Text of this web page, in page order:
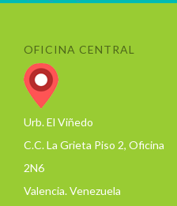
OFICINA CENTRAL
Urb. El Viñedo
C.C. La Grieta Piso 2, Oficina
2N6
Valencia. Venezuela